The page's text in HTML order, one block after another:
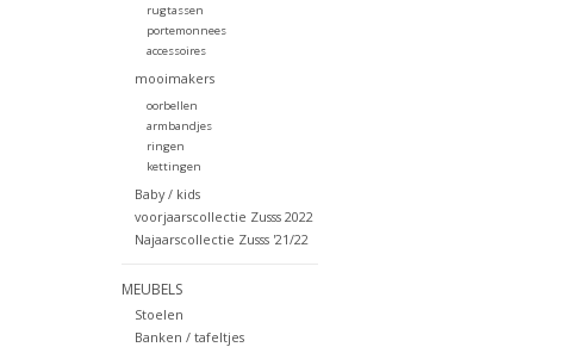
rugtassen
portemonnees
accessoires
mooimakers
oorbellen
armbandjes
ringen
kettingen
Baby / kids
voorjaarscollectie Zusss 2022
Najaarscollectie Zusss '21/22
MEUBELS
Stoelen
Banken / tafeltjes